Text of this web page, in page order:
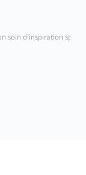
soin d’inspiration